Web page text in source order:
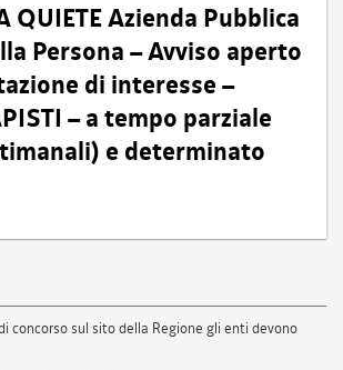
QUIETE Azienda Pubblica
Persona – Avviso aperto
di interesse –
– a tempo parziale
e determinato
concorso sul sito della Regione gli enti devono